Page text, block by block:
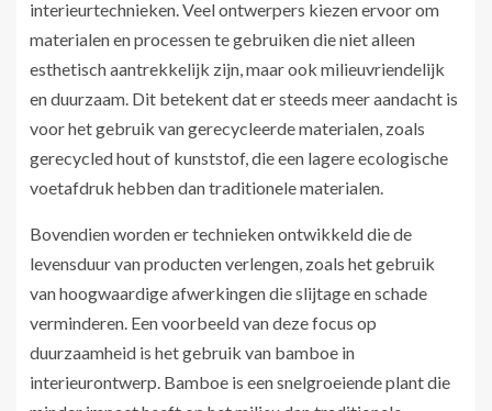
interieurtechnieken. Veel ontwerpers kiezen ervoor om
materialen en processen te gebruiken die niet alleen
esthetisch aantrekkelijk zijn, maar ook milieuvriendelijk
en duurzaam. Dit betekent dat er steeds meer aandacht is
voor het gebruik van gerecycleerde materialen, zoals
gerecycled hout of kunststof, die een lagere ecologische
voetafdruk hebben dan traditionele materialen.
Bovendien worden er technieken ontwikkeld die de
levensduur van producten verlengen, zoals het gebruik
van hoogwaardige afwerkingen die slijtage en schade
verminderen. Een voorbeeld van deze focus op
duurzaamheid is het gebruik van bamboe in
interieurontwerp. Bamboe is een snelgroeiende plant die